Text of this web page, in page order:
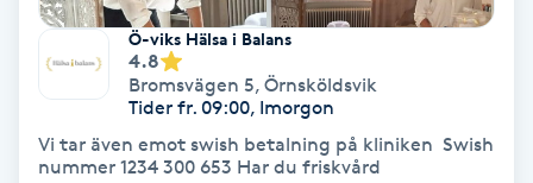
Torr hårbotten
Torrborstning
Triggerpunktsmassage
Ö-viks Hälsa i Balans
4.8
Bromsvägen 5, Örnsköldsvik
Tider fr. 09:00, Imorgon
Vi tar även emot swish betalning på kliniken Swish
nummer 1234 300 653 Har du friskvård